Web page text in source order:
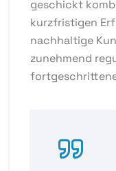
geschickt
kurzfristigen
nachhaltige
zunehmend